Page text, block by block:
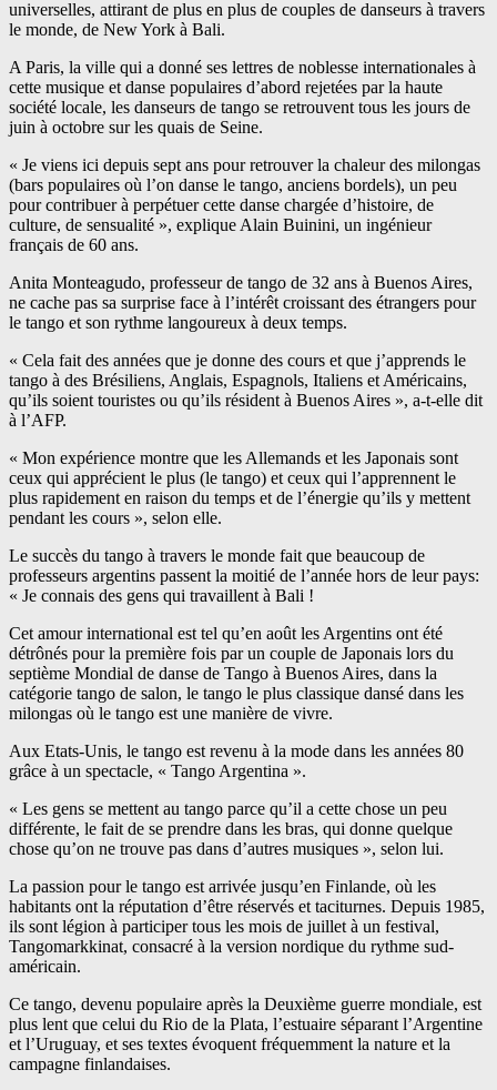
universelles, attirant de plus en plus de couples de danseurs à travers
le monde, de New York à Bali.
A Paris, la ville qui a donné ses lettres de noblesse internationales à
cette musique et danse populaires d’abord rejetées par la haute
société locale, les danseurs de tango se retrouvent tous les jours de
juin à octobre sur les quais de Seine.
« Je viens ici depuis sept ans pour retrouver la chaleur des milongas
(bars populaires où l’on danse le tango, anciens bordels), un peu
pour contribuer à perpétuer cette danse chargée d’histoire, de
culture, de sensualité », explique Alain Buinini, un ingénieur
français de 60 ans.
Anita Monteagudo, professeur de tango de 32 ans à Buenos Aires,
ne cache pas sa surprise face à l’intérêt croissant des étrangers pour
le tango et son rythme langoureux à deux temps.
« Cela fait des années que je donne des cours et que j’apprends le
tango à des Brésiliens, Anglais, Espagnols, Italiens et Américains,
qu’ils soient touristes ou qu’ils résident à Buenos Aires », a-t-elle dit
à l’AFP.
« Mon expérience montre que les Allemands et les Japonais sont
ceux qui apprécient le plus (le tango) et ceux qui l’apprennent le
plus rapidement en raison du temps et de l’énergie qu’ils y mettent
pendant les cours », selon elle.
Le succès du tango à travers le monde fait que beaucoup de
professeurs argentins passent la moitié de l’année hors de leur pays:
« Je connais des gens qui travaillent à Bali !
Cet amour international est tel qu’en août les Argentins ont été
détrônés pour la première fois par un couple de Japonais lors du
septième Mondial de danse de Tango à Buenos Aires, dans la
catégorie tango de salon, le tango le plus classique dansé dans les
milongas où le tango est une manière de vivre.
Aux Etats-Unis, le tango est revenu à la mode dans les années 80
grâce à un spectacle, « Tango Argentina ».
« Les gens se mettent au tango parce qu’il a cette chose un peu
différente, le fait de se prendre dans les bras, qui donne quelque
chose qu’on ne trouve pas dans d’autres musiques », selon lui.
La passion pour le tango est arrivée jusqu’en Finlande, où les
habitants ont la réputation d’être réservés et taciturnes. Depuis 1985,
ils sont légion à participer tous les mois de juillet à un festival,
Tangomarkkinat, consacré à la version nordique du rythme sud-
américain.
Ce tango, devenu populaire après la Deuxième guerre mondiale, est
plus lent que celui du Rio de la Plata, l’estuaire séparant l’Argentine
et l’Uruguay, et ses textes évoquent fréquemment la nature et la
campagne finlandaises.